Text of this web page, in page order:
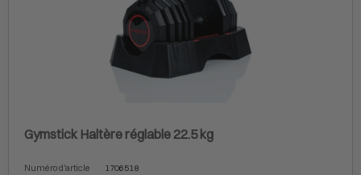
Gymstick Haltère réglable 22.5 kg
Numéro d'article
1706518